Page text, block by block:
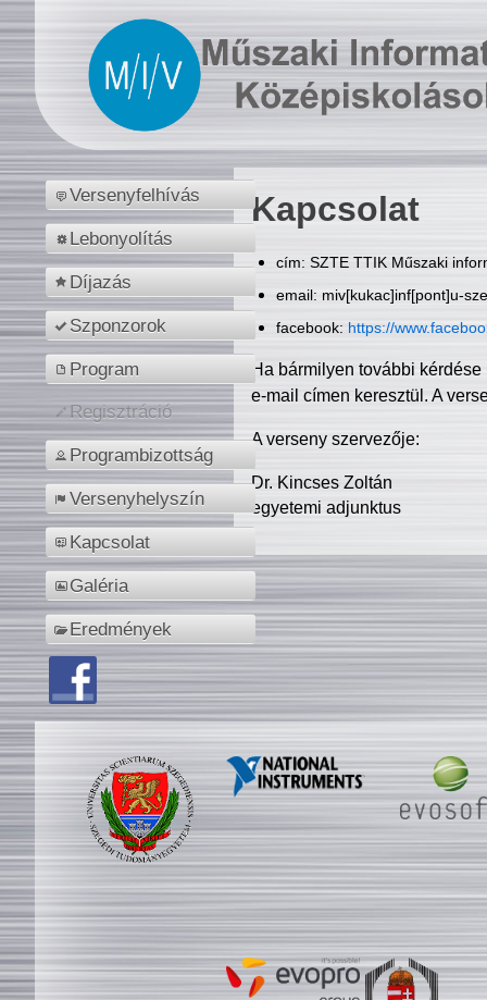
Versenyfelhívás
Lebonyolítás
Díjazás
Szponzorok
Program
Regisztráció
Programbizottság
Versenyhelyszín
Kapcsolat
Galéria
Eredmények
Kapcsolat
cím: SZTE TTIK Műszaki
email: miv[kukac]inf[pont]u-
facebook: https://
Ha bármilyen további
e-mail címen keresztül. A
A verseny szervezője:
Dr. Kincses Zoltán
egyetemi adjunktus